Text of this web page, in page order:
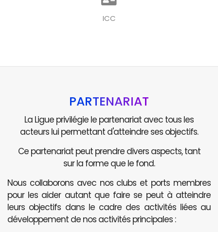
ICC
PARTENARIAT
La Ligue privilégie le partenariat avec tous les
acteurs lui permettant d'atteindre ses objectifs.
Ce partenariat peut prendre divers aspects, tant
sur la forme que le fond.
Nous collaborons avec nos clubs et ports membres
pour les aider autant que faire se peut à atteindre
leurs objectifs dans le cadre des activités liées au
développement de nos activités principales :